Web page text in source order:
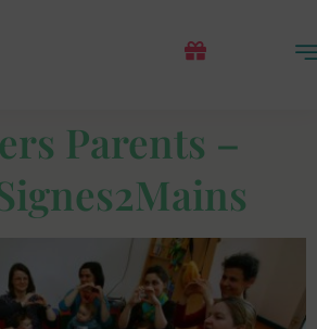
Parents –